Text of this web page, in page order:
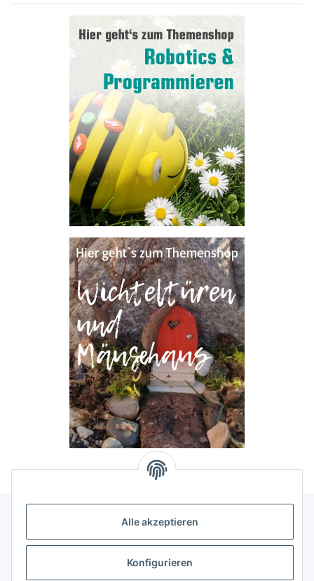
Alle akzeptieren
Konfigurieren
Allgemeine Informationen